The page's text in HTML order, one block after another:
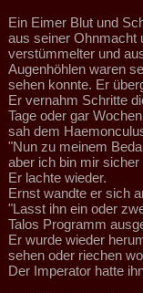
Ein Eimer Blut und
aus seiner Ohnmacht
verstümmelter und
Augenhöhlen waren
sehen konnte. Er
Er vernahm Schritte
Tage oder gar
sah dem
"Nun zu meinem
aber ich bin mir
Er lachte wieder.
Ernst wandte er sich
"Lasst ihn ein oder
Talos Programm
Er wurde wieder
sehen oder riechen
Der Imperator hatte